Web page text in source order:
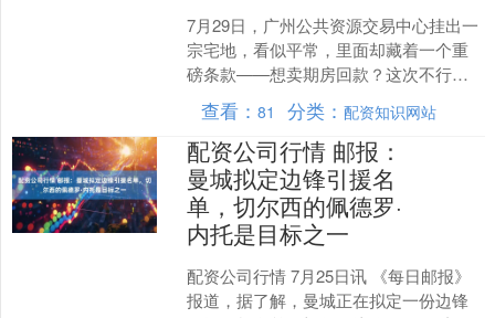
7月29日，广州公共资源交易中心挂出一
宗宅地，看似平常，里面却藏着一个重
磅条款——想卖期房回款？这次不行
了，要先把现房盖好再说。 这宗编号
2026NJY-3的地....
查看：81 分类：配资知识网站
配资公司行情 邮报：
曼城拟定边锋引援名
单，切尔西的佩德罗·
内托是目标之一
配资公司行情 7月25日讯 《每日邮报》
报道，据了解，曼城正在拟定一份边锋